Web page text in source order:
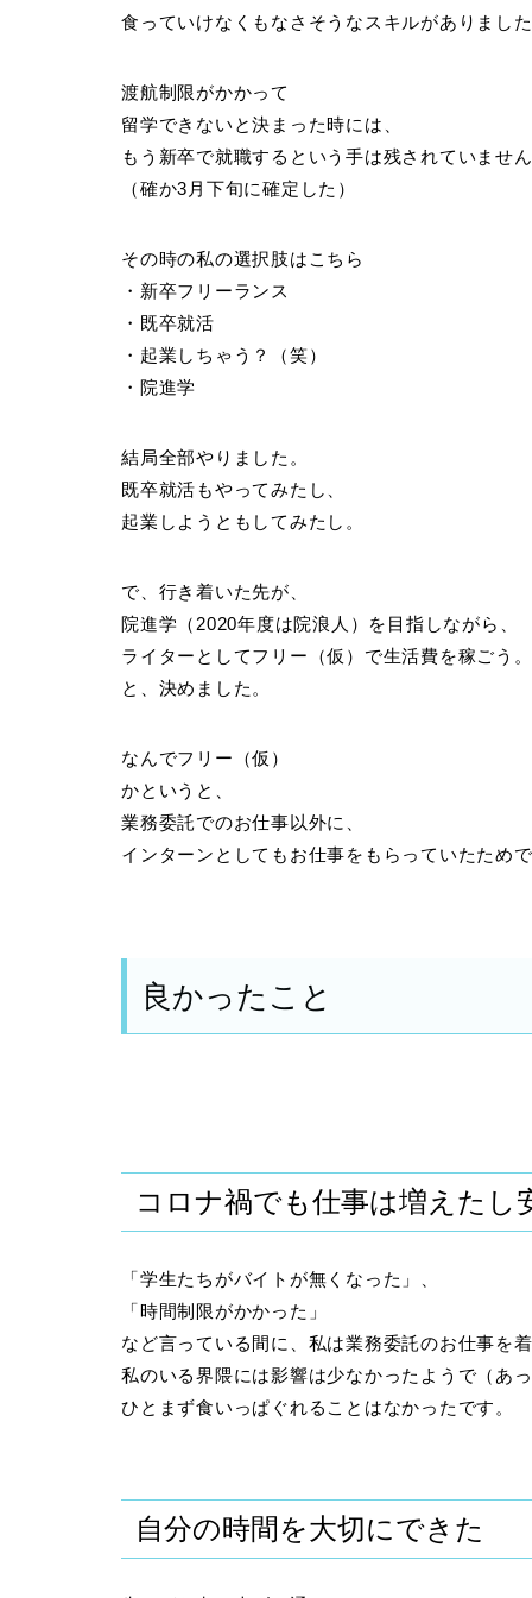
食っていけなくもなさそうなスキルがありました
渡航制限がかかって
留学できないと決まった時には、
もう新卒で就職するという手は残されていません
（確か3月下旬に確定した）
その時の私の選択肢はこちら
・新卒フリーランス
・既卒就活
・起業しちゃう？（笑）
・院進学
結局全部やりました。
既卒就活もやってみたし、
起業しようともしてみたし。
で、行き着いた先が、
院進学（2020年度は院浪人）を目指しながら、
ライターとしてフリー（仮）で生活費を稼ごう。
と、決めました。
なんでフリー（仮）
かというと、
業務委託でのお仕事以外に、
インターンとしてもお仕事をもらっていたためで
良かったこと
コロナ禍でも仕事は増えたし
「学生たちがバイトが無くなった」、
「時間制限がかかった」
など言っている間に、私は業務委託のお仕事を
私のいる界隈には影響は少なかったようで（あっ
ひとまず食いっぱぐれることはなかったです。
自分の時間を大切にできた